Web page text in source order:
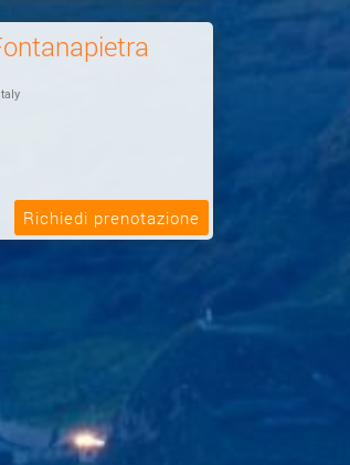
Richiedi prenotazione